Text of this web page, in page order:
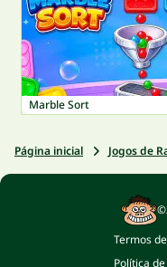
Marble Sort
Página inicial Jogos de
Termos
Política